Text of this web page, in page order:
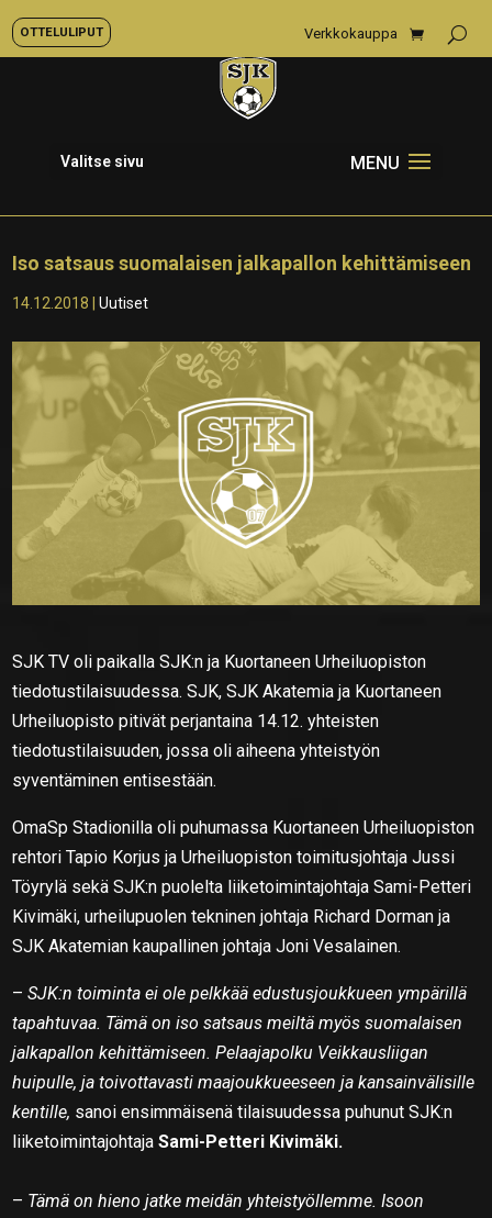
OTTELULIPUT Verkkokauppa
Valitse sivu
Iso satsaus suomalaisen jalkapallon kehittämiseen
14.12.2018 |Uutiset
SJK TV oli paikalla SJK:n ja Kuortaneen Urheiluopiston
tiedotustilaisuudessa. SJK, SJK Akatemia ja Kuortaneen
Urheiluopisto pitivät perjantaina 14.12. yhteisten
tiedotustilaisuuden, jossa oli aiheena yhteistyön
syventäminen entisestään.
OmaSp Stadionilla oli puhumassa Kuortaneen Urheiluopiston
rehtori Tapio Korjus ja Urheiluopiston toimitusjohtaja Jussi
Töyrylä sekä SJK:n puolelta liiketoimintajohtaja Sami-Petteri
Kivimäki, urheilupuolen tekninen johtaja Richard Dorman ja
SJK Akatemian kaupallinen johtaja Joni Vesalainen.
–SJK:n toiminta ei ole pelkkää edustusjoukkueen ympärillä
tapahtuvaa. Tämä on iso satsaus meiltä myös suomalaisen
jalkapallon kehittämiseen. Pelaajapolku Veikkausliigan
huipulle, ja toivottavasti maajoukkueeseen ja kansainvälisille
kentille, sanoi ensimmäisenä tilaisuudessa puhunut SJK:n
liiketoimintajohtajaSami-Petteri Kivimäki.
– Tämä on hieno jatke meidän yhteistyöllemme. Isoon